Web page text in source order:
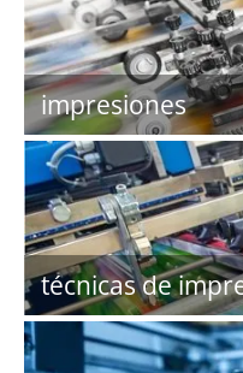
impresiones
técnicas de